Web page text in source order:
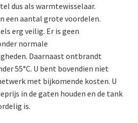
dus als warmtewisselaar.
een aantal grote voordelen.
erg veilig. Er is geen
normale
Daarnaast ontbrandt
55°C. U bent bovendien niet
met bijkomende kosten. U
in de gaten houden en de tank
is.